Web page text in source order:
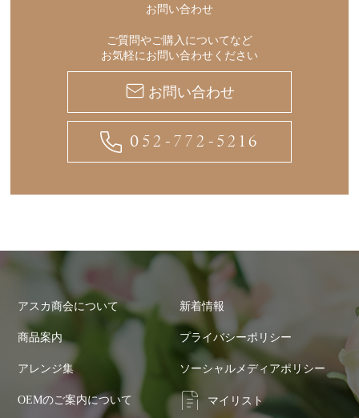
お問い合わせ
ご質問やご購入についてなど
お気軽にお問い合わせください
お問い合わせ
052-772-5216
アスカ商会について
商品案内
アレンジ集
OEMのご案内について
新着情報
プライバシーポリシー
ソーシャルメディアポリシー
マイリスト